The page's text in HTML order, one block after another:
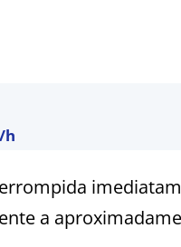
h
a